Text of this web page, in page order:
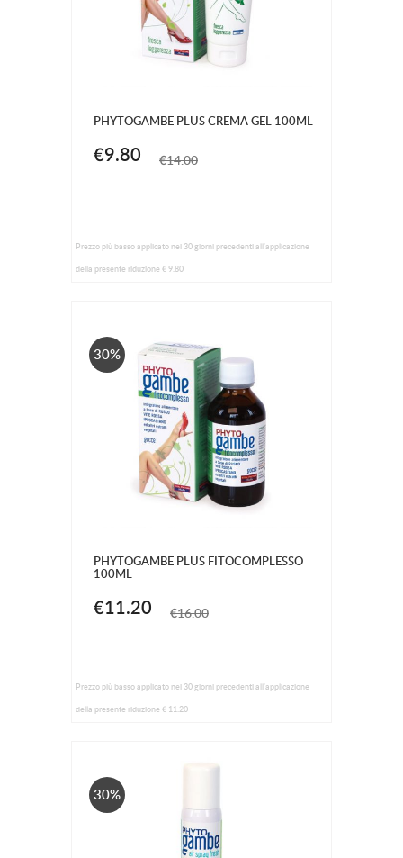
PHYTOGAMBE PLUS CREMA GEL 100ML
€9.80 €14.00
Prezzo più basso applicato nei 30 giorni precedenti all'applicazione
della presente riduzione € 9.80
30%
PHYTOGAMBE PLUS FITOCOMPLESSO
100ML
€11.20 €16.00
Prezzo più basso applicato nei 30 giorni precedenti all'applicazione
della presente riduzione € 11.20
30%